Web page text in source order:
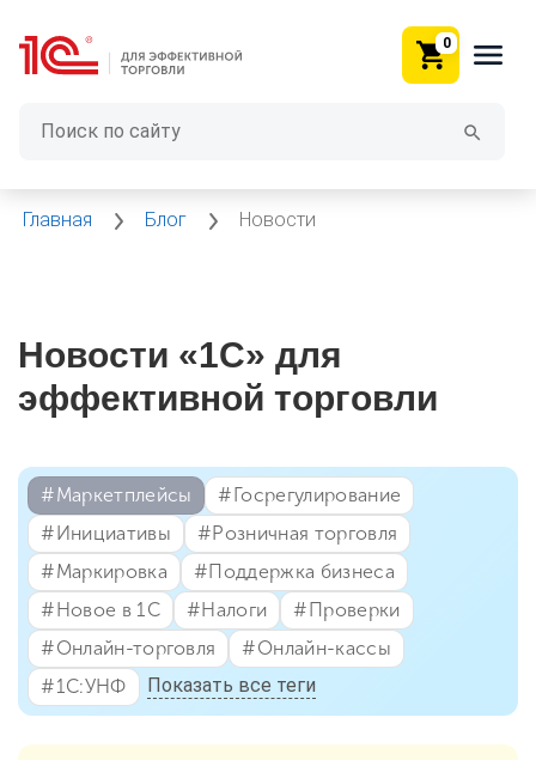
0
Главная Блог Новости
Новости «1С» для
эффективной торговли
#⁣Маркетплейсы
#⁣Госрегулирование
#⁣Инициативы
#⁣Розничная торговля
#⁣Маркировка
#⁣Поддержка бизнеса
#⁣Новое в 1С
#⁣Налоги
#⁣Проверки
#⁣Онлайн-торговля
#⁣Онлайн-кассы
#⁣1С:УНФ
Показать все теги